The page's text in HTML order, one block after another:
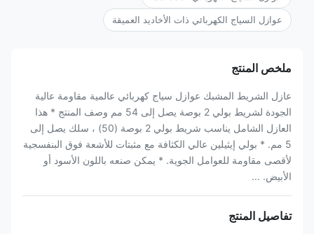
عوازل السياج الكهربائي ذات الأخاديد العميقة
ملخص المنتج
عازل الشريط المشبك عوازل سياج كهربائي عالمية مقاومة عالية
الجودة لشريط بولي 2 بوصة يصل إلى 54 مم وصف المنتج * هذا
العازل الشامل يناسب شريط بولي 2 بوصة (50) ، سلك يصل إلى
5 مم. * بولي إيثيلين عالي الكثافة مع مثبتات للأشعة فوق البنفسجية
لأقصى مقاومة للعوامل الجوية. * يمكن صنعه باللون الأسود أو
الأبيض. ...
تفاصيل المنتج